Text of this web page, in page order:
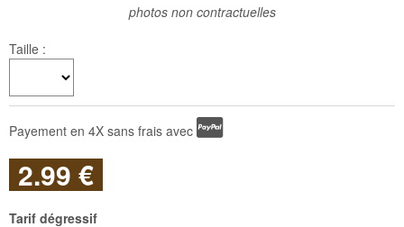
photos non contractuelles
Taille :
Payement en 4X sans frais avec
2.99 €
Tarif dégressif